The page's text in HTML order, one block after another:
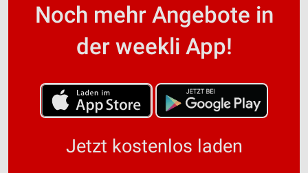
Noch mehr Angebote in
der weekli App!
Jetzt kostenlos laden